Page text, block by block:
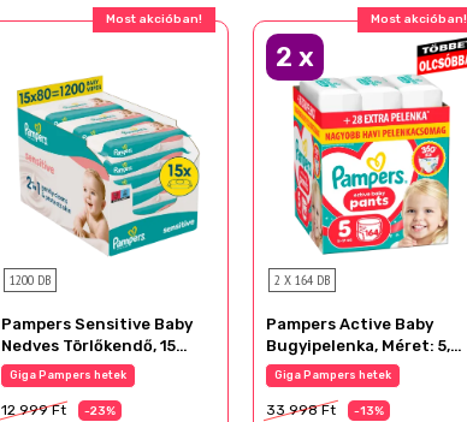
Most akcióban!
1200 DB
Pampers Sensitive Baby
Nedves Törlőkendő, 15
Csomag x 80 Törlőkendő =
1200 db Baba Nedves
Törlőkendő
Giga Pampers hetek
12 999 Ft -23%
Most akcióban!
2 x
2 X 164 DB
Pampers Active Baby
Bugyipelenka, Méret: 5,
164 db Pelenka, 11kg-17kg
Giga Pampers hetek
33 998 Ft -13%